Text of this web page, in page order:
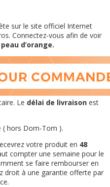
sur le site officiel Internet
Connectez-vous afin de voir
d’orange.
Le délai de livraison est
( hors Dom-Tom ).
votre produit en 48
compter une semaine pour le
se faire rembourser en
droit à une garantie offerte par